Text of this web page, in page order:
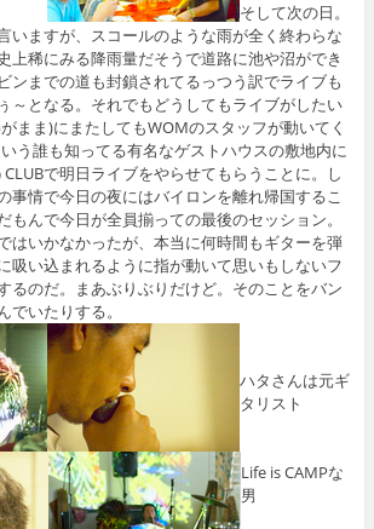
そして次の日。
いますが、スコールのような雨が全く終わらな
上稀にみる降雨量だそうで道路に池や沼ができ
ンまでの道も封鎖されてるっつう訳でライブも
～となる。それでもどうしてもライブがしたい
まま)にまたしてもWOMのスタッフが動いてく
う誰も知ってる有名なゲストハウスの敷地内に
で明日ライブをやらせてもらうことに。し
事情で今日の夜にはバイロンを離れ帰国するこ
もんで今日が全員揃っての最後のセッション。
はいかなかったが、本当に何時間もギターを弾
吸い込まれるように指が動いて思いもしないフ
るのだ。まあぶりぶりだけど。そのことをバン
でいたりする。
ハタさんは元ギ
タリスト
Life is CAMPな
男